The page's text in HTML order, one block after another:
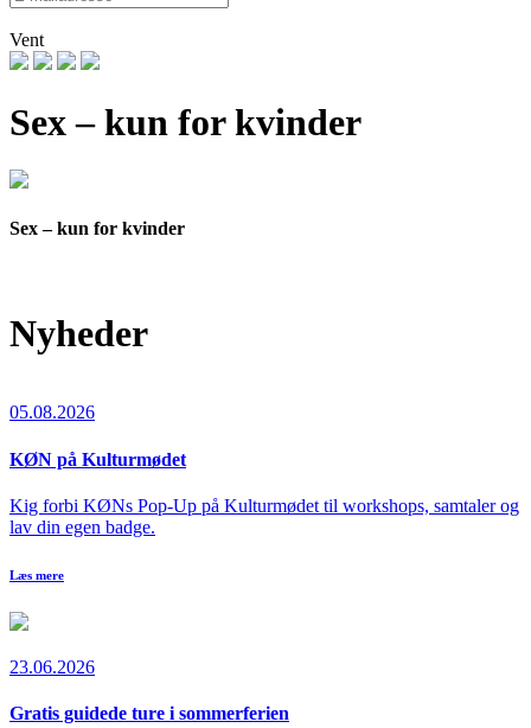
Vent
Sex – kun for kvinder
Sex – kun for kvinder
Nyheder
05.08.2026
KØN på Kulturmødet
Kig forbi KØNs Pop-Up på Kulturmødet til workshops, samtaler og
lav din egen badge.
Læs mere
23.06.2026
Gratis guidede ture i sommerferien